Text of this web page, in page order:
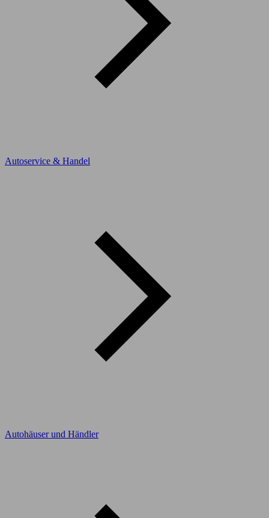
Autoservice & Handel
Autohäuser und Händler